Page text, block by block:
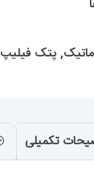
, پتک فیلیپ
تکمیلی